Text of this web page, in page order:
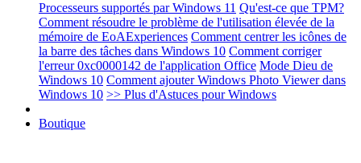
Processeurs supportés par Windows 11 Qu'est-ce que TPM?
Comment résoudre le problème de l'utilisation élevée de la
mémoire de EoAExperiences Comment centrer les icônes de
la barre des tâches dans Windows 10 Comment corriger
l'erreur 0xc0000142 de l'application Office Mode Dieu de
Windows 10 Comment ajouter Windows Photo Viewer dans
Windows 10 >> Plus d'Astuces pour Windows
Boutique